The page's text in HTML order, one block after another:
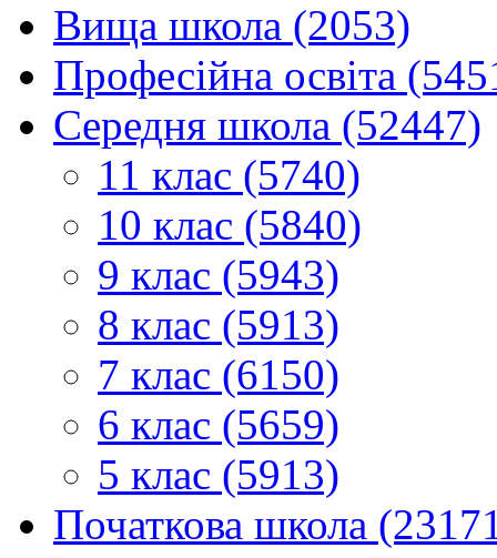
Вища школа (2053)
Професійна освіта
Середня школа (52447)
11 клас (5740)
10 клас (5840)
9 клас (5943)
8 клас (5913)
7 клас (6150)
6 клас (5659)
5 клас (5913)
Початкова школа